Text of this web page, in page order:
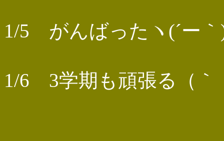
1/5 がんばったヽ(´ー
1/6 3学期も頑張る（｀